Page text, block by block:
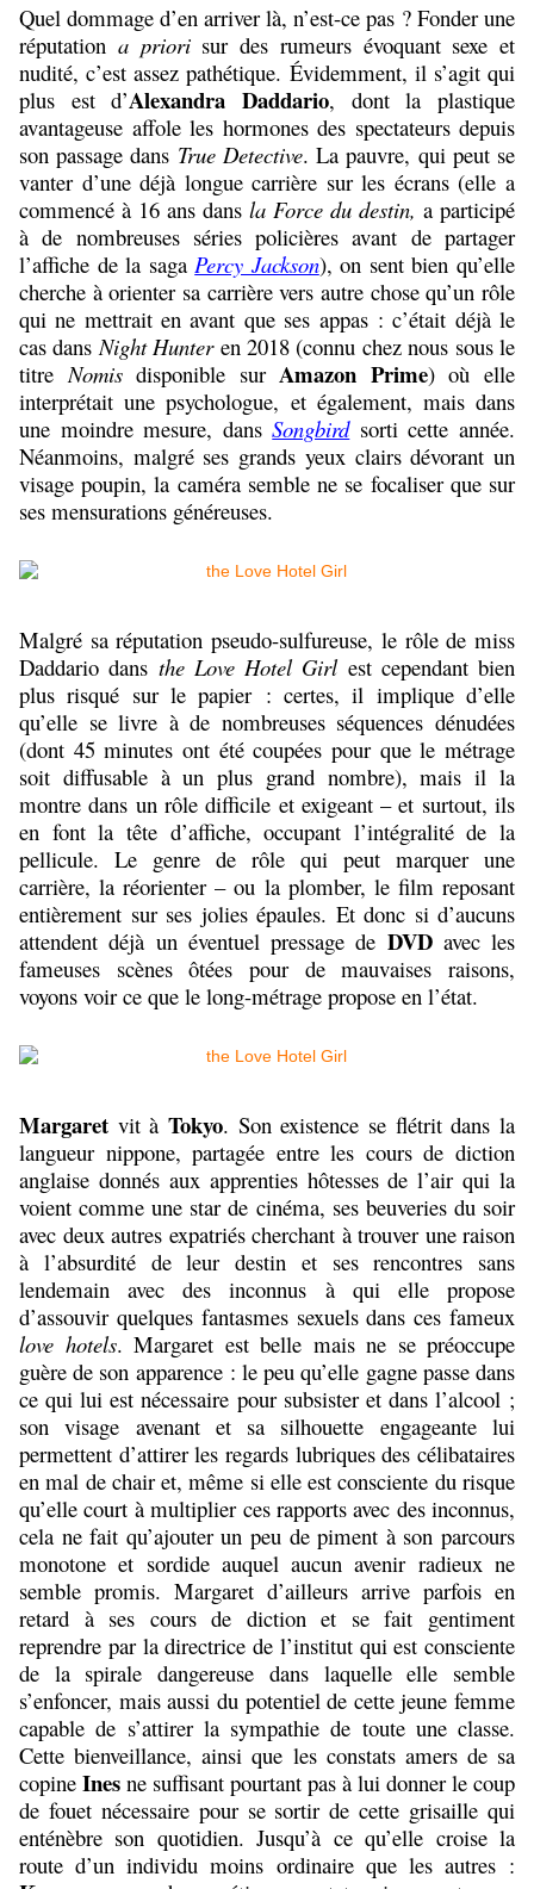
Quel dommage d’en arriver là, n’est-ce pas ? Fonder une
réputation a priorisur des rumeurs évoquant sexe et
nudité, c’est assez pathétique. Évidemment, il s’agit qui
plus est d’Alexandra Daddario, dont la plastique
avantageuse affole les hormones des spectateurs depuis
son passage dans True Detective. La pauvre, qui peut se
vanter d’une déjà longue carrière sur les écrans (elle a
commencé à 16 ans dans la Force du destin, a participé
à de nombreuses séries policières avant de partager
l’affiche de la saga Percy Jackson), on sent bien qu’elle
cherche à orienter sa carrière vers autre chose qu’un rôle
qui ne mettrait en avant que ses appas : c’était déjà le
cas dans Night Hunter en 2018 (connu chez nous sous le
titre Nomisdisponible sur Amazon Prime) où elle
interprétait une psychologue, et également, mais dans
une moindre mesure, dansSongbirdsorti cette année.
Néanmoins, malgré ses grands yeux clairs dévorant un
visage poupin, la caméra semble ne se focaliser que sur
ses mensurations généreuses.
Malgré sa réputation pseudo-sulfureuse, le rôle de miss
Daddario dans the Love Hotel Girl est cependant bien
plus risqué sur le papier : certes, il implique d’elle
qu’elle se livre à de nombreuses séquences dénudées
(dont 45 minutes ont été coupées pour que le métrage
soit diffusable à un plus grand nombre), mais il la
montre dans un rôle difficile et exigeant – et surtout, ils
en font la tête d’affiche, occupant l’intégralité de la
pellicule. Le genre de rôle qui peut marquer une
carrière, la réorienter – ou la plomber, le film reposant
entièrement sur ses jolies épaules. Et donc si d’aucuns
attendent déjà un éventuel pressage de DVDavec les
fameuses scènes ôtées pour de mauvaises raisons,
voyons voir ce que le long-métrage propose en l’état.
Margaret vit à Tokyo. Son existence se flétrit dans la
langueur nippone, partagée entre les cours de diction
anglaise donnés aux apprenties hôtesses de l’air qui la
voient comme une star de cinéma, ses beuveries du soir
avec deux autres expatriés cherchant à trouver une raison
à l’absurdité de leur destin et ses rencontres sans
lendemain avec des inconnus à qui elle propose
d’assouvir quelques fantasmes sexuels dans ces fameux
love hotels. Margaret est belle mais ne se préoccupe
guère de son apparence : le peu qu’elle gagne passe dans
ce qui lui est nécessaire pour subsister et dans l’alcool ;
son visage avenant et sa silhouette engageante lui
permettent d’attirer les regards lubriques des célibataires
en mal de chair et, même si elle est consciente du risque
qu’elle court à multiplier ces rapports avec des inconnus,
cela ne fait qu’ajouter un peu de piment à son parcours
monotone et sordide auquel aucun avenir radieux ne
semble promis. Margaret d’ailleurs arrive parfois en
retard à ses cours de diction et se fait gentiment
reprendre par la directrice de l’institut qui est consciente
de la spirale dangereuse dans laquelle elle semble
s’enfoncer, mais aussi du potentiel de cette jeune femme
capable de s’attirer la sympathie de toute une classe.
Cette bienveillance, ainsi que les constats amers de sa
copine Ines ne suffisant pourtant pas à lui donner le coup
de fouet nécessaire pour se sortir de cette grisaille qui
enténèbre son quotidien. Jusqu’à ce qu’elle croise la
route d’un individu moins ordinaire que les autres :